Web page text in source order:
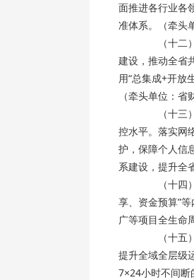
面推进各行业各
准体系。（牵头
（十二）
建设，推动全省
用“总集成+开放
（牵头单位：
（十三）
控水平。落实网
护，保障个人信
系建设，提升全
（十四）
享、资金预算”
广等项目全生命
（十五）
提升全域全层级
7×24小时不间断